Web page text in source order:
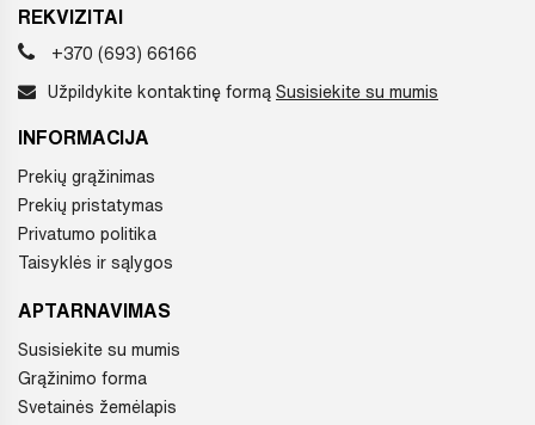
REKVIZITAI
+370 (693) 66166
Užpildykite kontaktinę formą Susisiekite su mumis
INFORMACIJA
Prekių grąžinimas
Prekių pristatymas
Privatumo politika
Taisyklės ir sąlygos
APTARNAVIMAS
Susisiekite su mumis
Grąžinimo forma
Svetainės žemėlapis